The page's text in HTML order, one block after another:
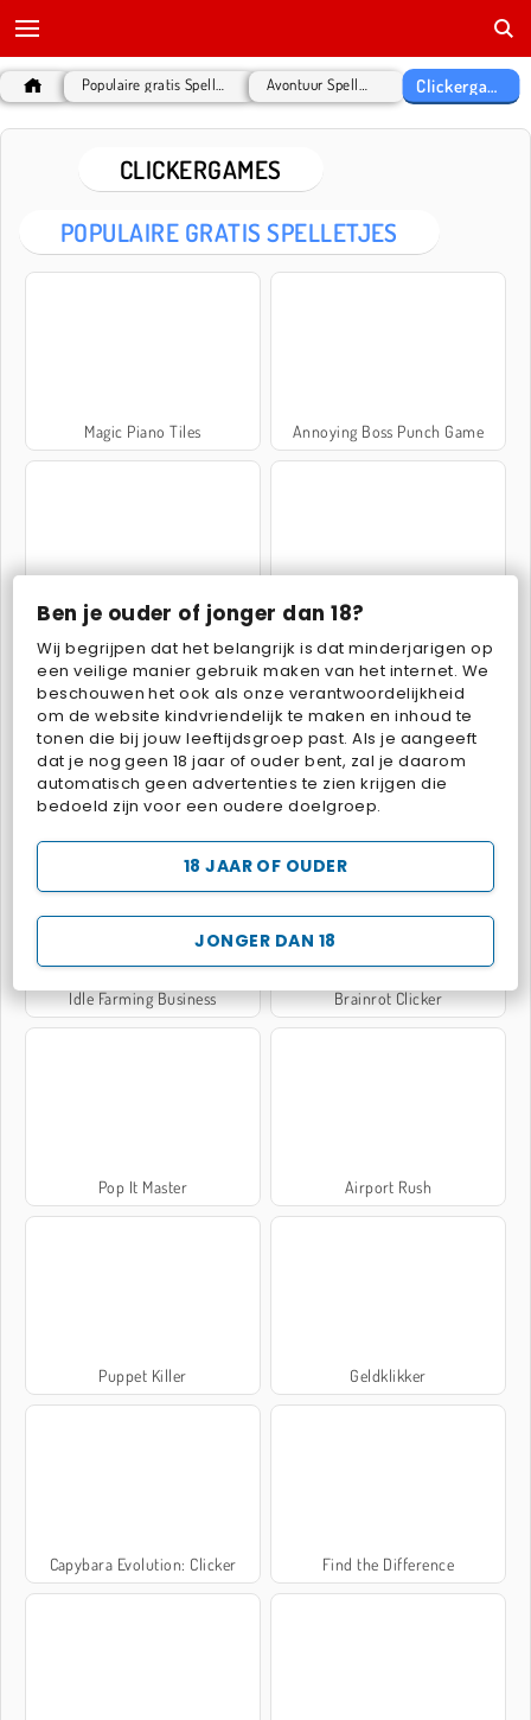
Ben je ouder of jonger dan 18?
Wij begrijpen dat het belangrijk is dat minderjarigen op
een veilige manier gebruik maken van het internet. We
beschouwen het ook als onze verantwoordelijkheid
om de website kindvriendelijk te maken en inhoud te
tonen die bij jouw leeftijdsgroep past. Als je aangeeft
dat je nog geen 18 jaar of ouder bent, zal je daarom
automatisch geen advertenties te zien krijgen die
bedoeld zijn voor een oudere doelgroep.
JONGER DAN 18
18 JAAR OF OUDER
Clickergames
CLICKERGAMES
POPULAIRE GRATIS SPELLETJES
Magic Piano Tiles Annoying Boss Punch Game
Traffic Run! Piano online
Fashion Holic Race Clicker
Idle Farming Business Brainrot Clicker
Pop It Master Airport Rush
Puppet Killer Geldklikker
Capybara Evolution: Clicker Find the Difference